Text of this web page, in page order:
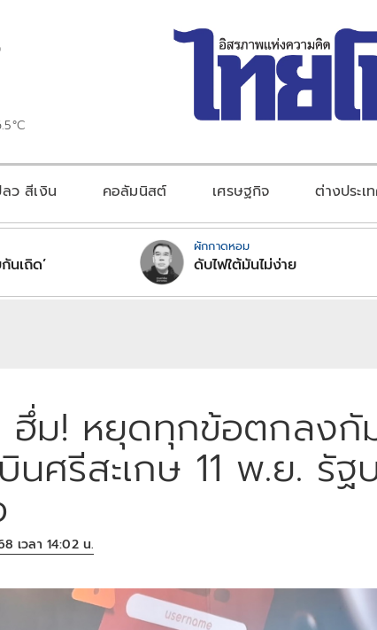
ลว สีเงิน คอลัมนิสต์ เศรษฐกิจ ต่างประเ
นเถิด’
ผักกาดหอม
ดับไฟใต้มันไม่ง่าย
ฮึ่ม! หยุดทุกข้อตกลงกั
นศรีสะเกษ 11 พ.ย. รัฐ
เวลา 14:02 น.